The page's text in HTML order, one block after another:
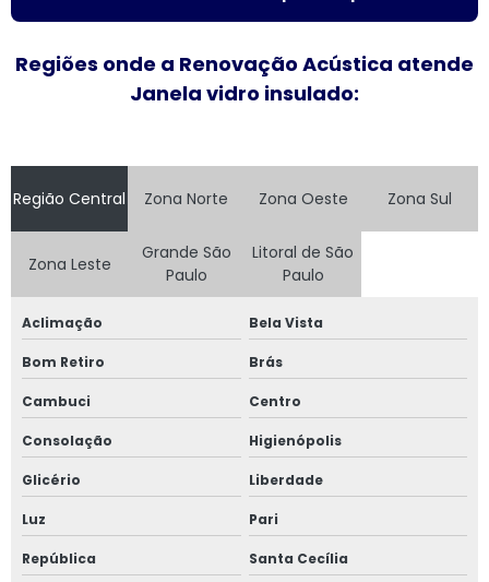
Instalação de esquadrias de alumínio
Instalação de tela mosquiteira
Janela acústica anti ruído
Janela acústica sobrepor
Janela acústica sobreposta
Janela acústica vidro duplo
Janela acústica vidro triplo
Janela com alto padrão acústico
Janela de alumínio anti ruído com vidro duplo
Regiões onde a Renovação Acústica atende
Janela vidro insulado:
Região Central Zona Norte Zona Oeste Zona Sul
Zona Leste
Grande São
Paulo
Litoral de São
Paulo
Aclimação Bela Vista
Bom Retiro Brás
Cambuci Centro
Consolação Higienópolis
Glicério Liberdade
Luz Pari
República Santa Cecília